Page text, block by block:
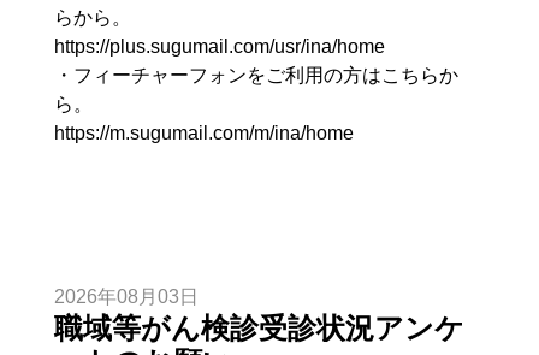
らから。
https://plus.sugumail.com/usr/ina/home
・フィーチャーフォンをご利用の方はこちらか
ら。
https://m.sugumail.com/m/ina/home
2026年08月03日
職域等がん検診受診状況アンケ